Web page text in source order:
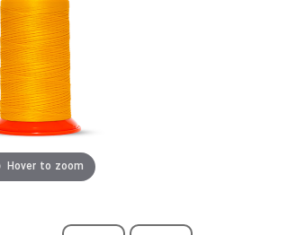
Hover to zoom